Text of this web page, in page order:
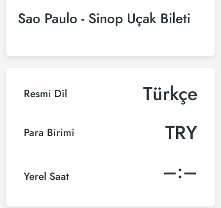
Sao Paulo - Sinop Uçak Bileti
Resmi Dil Türkçe
Para Birimi TRY
Yerel Saat –:–